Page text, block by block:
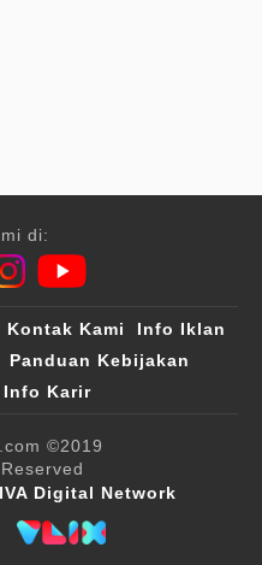
di:
Kontak Kami
Info Iklan
Panduan Kebijakan
Info Karir
©2019
Digital Network